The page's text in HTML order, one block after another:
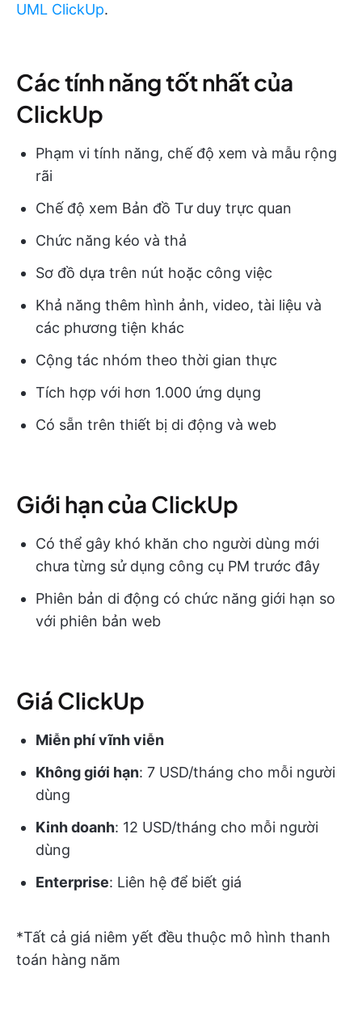
UML ClickUp.
Các tính năng tốt nhất của
ClickUp
Phạm vi tính năng, chế độ xem và mẫu rộng
rãi
Chế độ xem Bản đồ Tư duy trực quan
Chức năng kéo và thả
Sơ đồ dựa trên nút hoặc công việc
Khả năng thêm hình ảnh, video, tài liệu và
các phương tiện khác
Cộng tác nhóm theo thời gian thực
Tích hợp với hơn 1.000 ứng dụng
Có sẵn trên thiết bị di động và web
Giới hạn của ClickUp
Có thể gây khó khăn cho người dùng mới
chưa từng sử dụng công cụ PM trước đây
Phiên bản di động có chức năng giới hạn so
với phiên bản web
Giá ClickUp
Miễn phí vĩnh viễn
Không giới hạn: 7 USD/tháng cho mỗi người
dùng
Kinh doanh: 12 USD/tháng cho mỗi người
dùng
Enterprise: Liên hệ để biết giá
*Tất cả giá niêm yết đều thuộc mô hình thanh
toán hàng năm